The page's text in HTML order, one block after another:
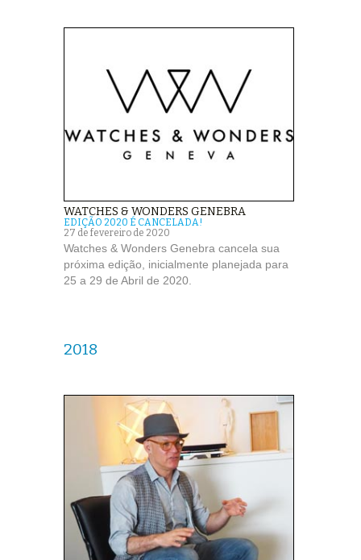
WATCHES & WONDERS GENEBRA
EDIÇÃO 2020 É CANCELADA!
27 de fevereiro de 2020
Watches & Wonders Genebra cancela sua
próxima edição, inicialmente planejada para
25 a 29 de Abril de 2020.
2018